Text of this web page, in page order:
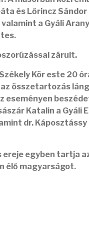
és Lőrincz Sándor
a Gyáli Arany
zárult.
Kör este 20
összetartozás
eseményen
Katalin a Gyáli
dr.
ereje egyben tartja
élő magyarságot.